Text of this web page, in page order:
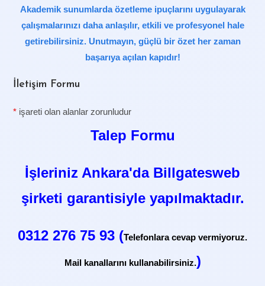
Akademik sunumlarda özetleme ipuçlarını uygulayarak
çalışmalarınızı daha anlaşılır, etkili ve profesyonel hale
getirebilirsiniz. Unutmayın, güçlü bir özet her zaman
başarıya açılan kapıdır!
İletişim Formu
* işareti olan alanlar zorunludur
Talep Formu
İşleriniz Ankara'da Billgatesweb
şirketi garantisiyle yapılmaktadır.
0312 276 75 93 (Telefonlara cevap vermiyoruz.
Mail kanallarını kullanabilirsiniz.)